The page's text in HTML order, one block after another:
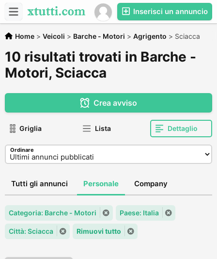
Inserisci un annuncio
Home > Veicoli > Barche - Motori > Agrigento > Sciacca
10 risultati trovati in Barche -
Motori, Sciacca
Crea avviso
Griglia Lista Dettaglio
Ordinare
Tutti gli annunci Personale Company
Categoria: Barche - Motori Paese: Italia
Città: Sciacca Rimuovi tutto